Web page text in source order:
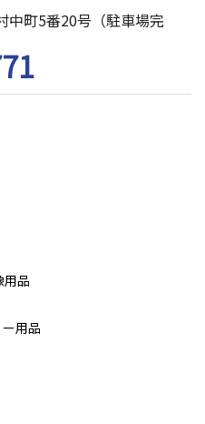
中町5番20号（駐車場完
用品
用品